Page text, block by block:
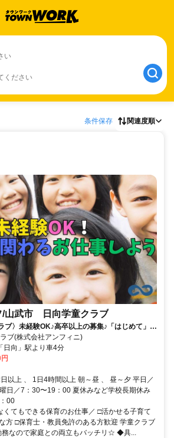
い
ください
条件保存 関連度順
/山武市 日向学童クラブ
ブ〉未経験OK♪高卒以上の募集♪「はじめて」か
シゴト☆週２日～OK！賞与ありのパートのお仕
ブ(株式会社アンフィニ)
本線「日向」駅より車4分
以上 、 1日4時間以上 朝～昼 、 昼～夕 平日／
日／7：30〜19：00 夏休みなど学校長期休み
00
くてもできる保育のお仕事／ □活かせる子育て
方 □保育士・教員免許のある方歓迎 学童クラブ
務なので家庭との両立もバッチリ☆ ◆具...